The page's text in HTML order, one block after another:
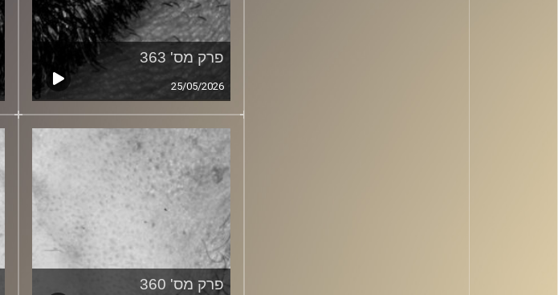
פרק מס' 363
25/05/2026
פרק מס' 360